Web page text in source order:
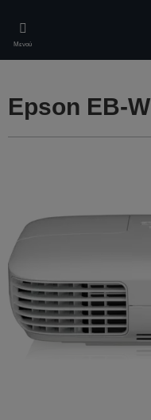
main
content
Μενού
Epson EB-